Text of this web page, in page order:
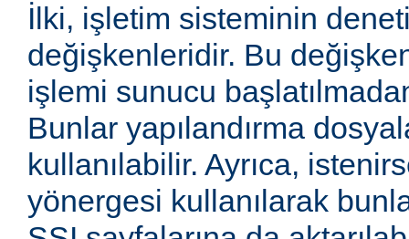
İlki, işletim sisteminin
değişkenleridir. Bu
işlemi sunucu
Bunlar yapılandırma
kullanılabilir. Ayrıca,
yönergesi kullanılarak